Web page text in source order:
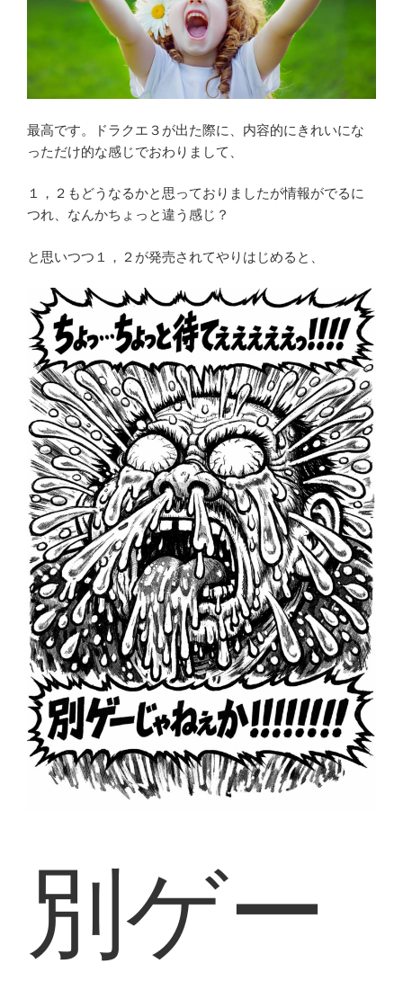
最高です。ドラクエ３が出た際に、内容的にきれいにな
っただけ的な感じでおわりまして、
１，２もどうなるかと思っておりましたが情報がでるに
つれ、なんかちょっと違う感じ？
と思いつつ１，２が発売されてやりはじめると、
別ゲー